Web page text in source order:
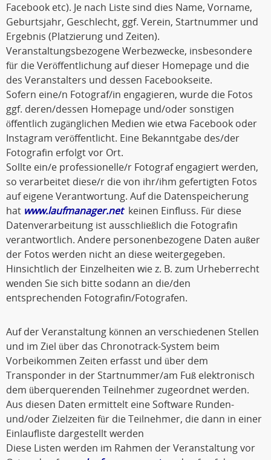
Facebook etc). Je nach Liste sind dies Name, Vorname,
Geburtsjahr, Geschlecht, ggf. Verein, Startnummer und
Ergebnis (Platzierung und Zeiten).
Veranstaltungsbezogene Werbezwecke, insbesondere
für die Veröffentlichung auf dieser Homepage und die
des Veranstalters und dessen Facebookseite.
Sofern eine/n Fotograf/in engagieren, wurde die Fotos
ggf. deren/dessen Homepage und/oder sonstigen
öffentlich zugänglichen Medien wie etwa Facebook oder
Instagram veröffentlicht. Eine Bekanntgabe des/der
Fotografin erfolgt vor Ort.
Sollte ein/e professionelle/r Fotograf engagiert werden,
so verarbeitet diese/r die von ihr/ihm gefertigten Fotos
auf eigene Verantwortung. Auf die Datenspeicherung
hat www.laufmanager.netkeinen Einfluss. Für diese
Datenverarbeitung ist ausschließlich die Fotografin
verantwortlich. Andere personenbezogene Daten außer
der Fotos werden nicht an diese weitergegeben.
Hinsichtlich der Einzelheiten wie z. B. zum Urheberrecht
wenden Sie sich bitte sodann an die/den
entsprechenden Fotografin/Fotografen.
Auf der Veranstaltung können an verschiedenen Stellen
und im Ziel über das Chronotrack-System beim
Vorbeikommen Zeiten erfasst und über dem
Transponder in der Startnummer/am Fuß elektronisch
dem überquerenden Teilnehmer zugeordnet werden.
Aus diesen Daten ermittelt eine Software Runden-
und/oder Zielzeiten für die Teilnehmer, die dann in einer
Einlaufliste dargestellt werden
Diese Listen werden im Rahmen der Veranstaltung vor